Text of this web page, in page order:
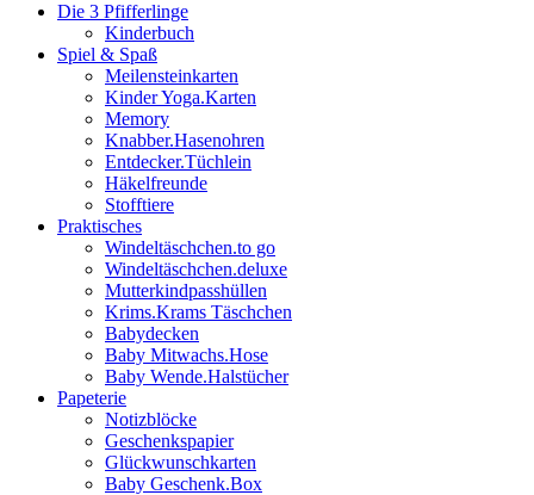
Die 3 Pfifferlinge
Kinderbuch
Spiel & Spaß
Meilensteinkarten
Kinder Yoga.Karten
Memory
Knabber.Hasenohren
Entdecker.Tüchlein
Häkelfreunde
Stofftiere
Praktisches
Windeltäschchen.to go
Windeltäschchen.deluxe
Mutterkindpasshüllen
Krims.Krams Täschchen
Babydecken
Baby Mitwachs.Hose
Baby Wende.Halstücher
Papeterie
Notizblöcke
Geschenkspapier
Glückwunschkarten
Baby Geschenk.Box